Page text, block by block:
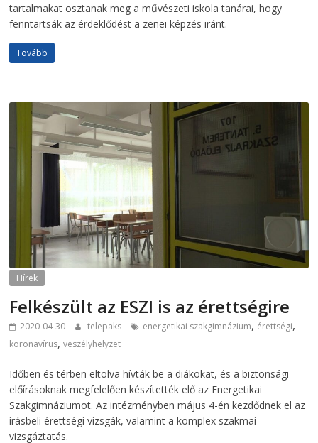
tartalmakat osztanak meg a művészeti iskola tanárai, hogy
fenntartsák az érdeklődést a zenei képzés iránt.
Tovább
Hírek
Felkészült az ESZI is az érettségire
2020-04-30 telepaks energetikai szakgimnázium, érettségi,
koronavírus,veszélyhelyzet
Időben és térben eltolva hívták be a diákokat, és a biztonsági
előírásoknak megfelelően készítették elő az Energetikai
Szakgimnáziumot. Az intézményben május 4-én kezdődnek el az
írásbeli érettségi vizsgák, valamint a komplex szakmai
vizsgáztatás.